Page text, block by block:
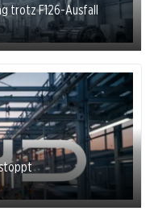
trotz F126-Ausfall